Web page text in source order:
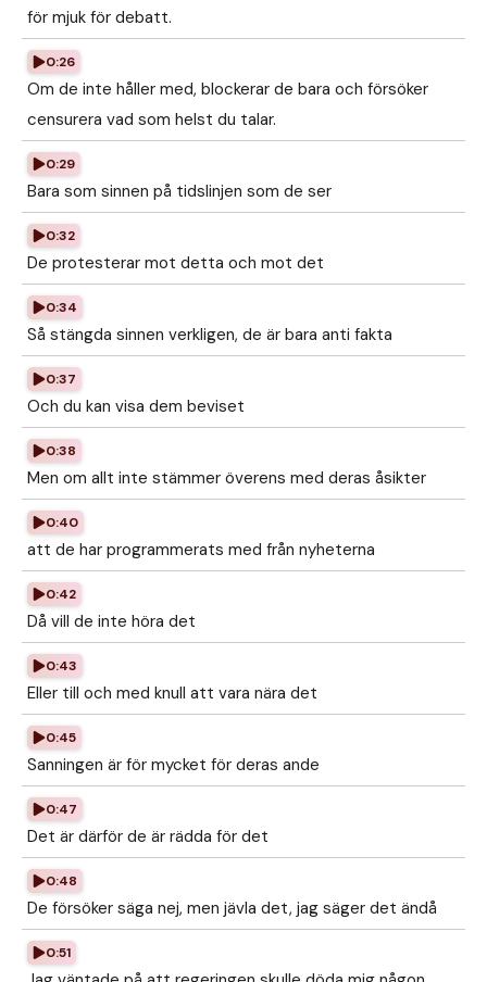
för mjuk för debatt.
0:26
Om de inte håller med, blockerar de bara och försöker
censurera vad som helst du talar.
0:29
Bara som sinnen på tidslinjen som de ser
0:32
De protesterar mot detta och mot det
0:34
Så stängda sinnen verkligen, de är bara anti fakta
0:37
Och du kan visa dem beviset
0:38
Men om allt inte stämmer överens med deras åsikter
0:40
att de har programmerats med från nyheterna
0:42
Då vill de inte höra det
0:43
Eller till och med knull att vara nära det
0:45
Sanningen är för mycket för deras ande
0:47
Det är därför de är rädda för det
0:48
De försöker säga nej, men jävla det, jag säger det ändå
0:51